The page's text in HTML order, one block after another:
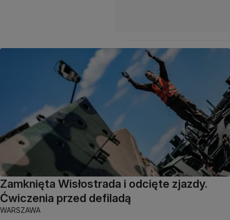
Zamknięta Wisłostrada i odcięte zjazdy.
Ćwiczenia przed defiladą
WARSZAWA